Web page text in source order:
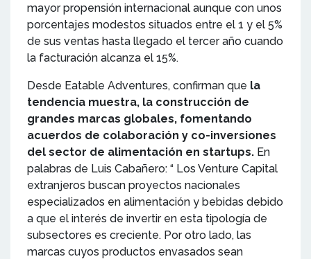
mayor propensión internacional aunque con unos
porcentajes modestos situados entre el 1 y el 5%
de sus ventas hasta llegado el tercer año cuando
la facturación alcanza el 15%.
Desde Eatable Adventures, confirman que la
tendencia muestra, la construcción de
grandes marcas globales, fomentando
acuerdos de colaboración y co-inversiones
del sector de alimentación en startups. En
palabras de Luis Cabañero: “ Los Venture Capital
extranjeros buscan proyectos nacionales
especializados en alimentación y bebidas debido
a que el interés de invertir en esta tipología de
subsectores es creciente. Por otro lado, las
marcas cuyos productos envasados sean